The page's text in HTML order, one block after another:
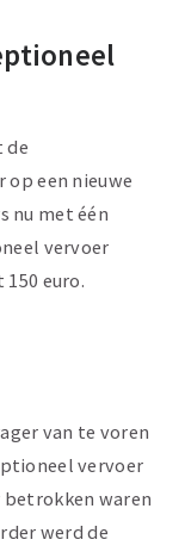
de
een nieuwe
nu met één
vervoer
euro.
van te voren
vervoer
betrokken waren
werd de